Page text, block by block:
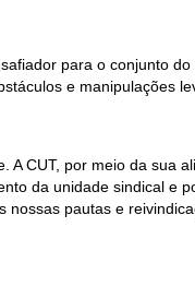
para o conjunto
e manipulações
CUT, por meio da
da unidade sindical
pautas e